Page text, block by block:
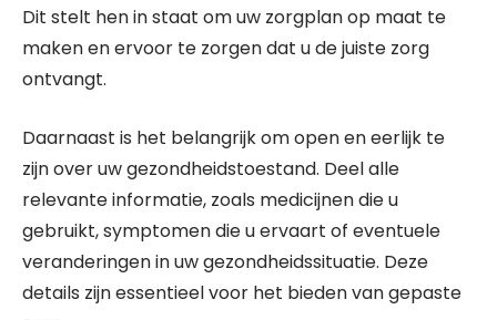
Dit stelt hen in staat om uw zorgplan op maat te
maken en ervoor te zorgen dat u de juiste zorg
ontvangt.
Daarnaast is het belangrijk om open en eerlijk te
zijn over uw gezondheidstoestand. Deel alle
relevante informatie, zoals medicijnen die u
gebruikt, symptomen die u ervaart of eventuele
veranderingen in uw gezondheidssituatie. Deze
details zijn essentieel voor het bieden van gepaste